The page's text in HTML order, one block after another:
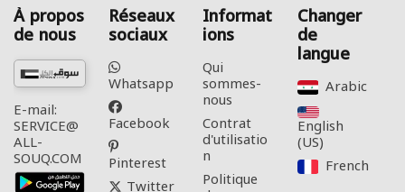
À propos
de nous
E-mail:
SERVICE@
ALL-
SOUQ.COM
Réseaux
sociaux
Whatsapp
Facebook
Pinterest
Twitter
Informat
ions
Qui
sommes-
nous
Contrat
d'utilisatio
n
Politique
Changer
de
langue
Arabic‎
English
(US)‎
French‎